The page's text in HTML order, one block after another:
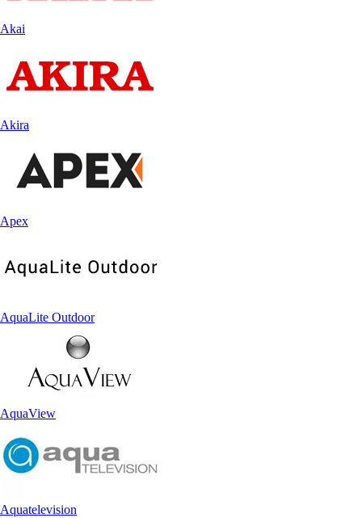
Akai
Akira
Apex
AquaLite Outdoor
AquaView
Aquatelevision